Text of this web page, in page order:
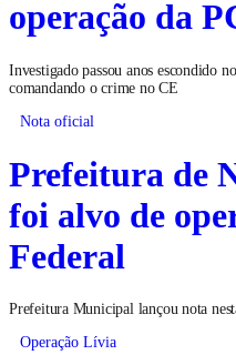
operação da
Investigado passou anos escondido
comandando o crime no CE
Nota oficial
Prefeitura de
foi alvo de
Federal
Prefeitura Municipal lançou nota
Operação Lívia